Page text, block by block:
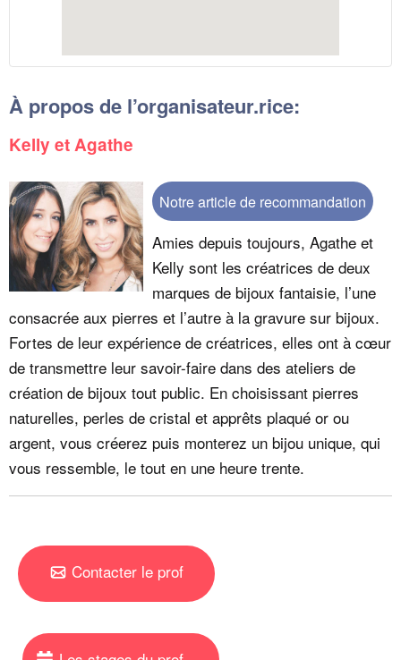
À propos de l’organisateur.rice:
Kelly et Agathe
Notre article de recommandation
Amies depuis toujours, Agathe et
Kelly sont les créatrices de deux
marques de bijoux fantaisie, l’une
consacrée aux pierres et l’autre à la gravure sur bijoux.
Fortes de leur expérience de créatrices, elles ont à cœur
de transmettre leur savoir-faire dans des ateliers de
création de bijoux tout public. En choisissant pierres
naturelles, perles de cristal et apprêts plaqué or ou
argent, vous créerez puis monterez un bijou unique, qui
vous ressemble, le tout en une heure trente.
Contacter le prof